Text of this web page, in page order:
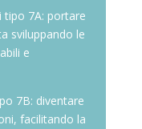
tipo 7A: portare
sviluppando le
e
7B: diventare
facilitando la